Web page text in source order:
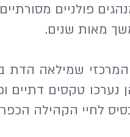
פולניים
מאות שנים.
שמילאה הדת
טקסים דתיים
לחיי הקהילה